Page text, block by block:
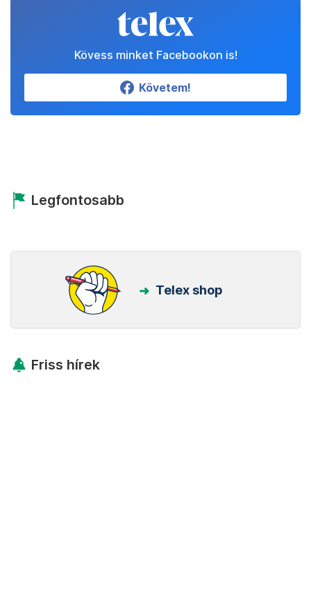
Kövess minket Facebookon is!
Követem!
Legfontosabb
Telex shop
Friss hírek